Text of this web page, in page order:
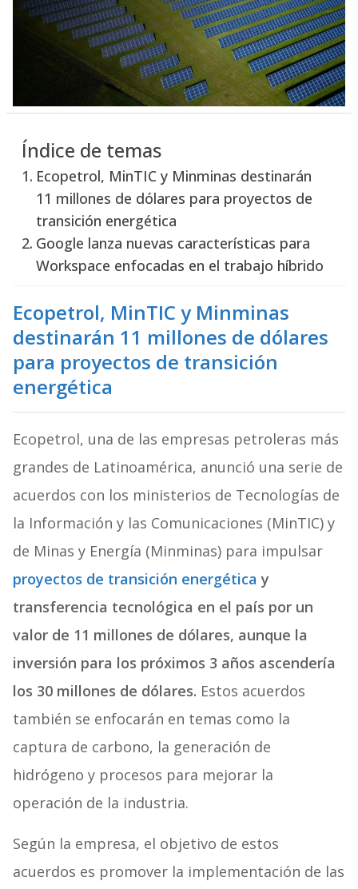
Índice de temas
Ecopetrol, MinTIC y Minminas destinarán
11 millones de dólares para proyectos de
transición energética
Google lanza nuevas características para
Workspace enfocadas en el trabajo híbrido
Ecopetrol, MinTIC y Minminas
destinarán 11 millones de dólares
para proyectos de transición
energética
Ecopetrol, una de las empresas petroleras más
grandes de Latinoamérica, anunció una serie de
acuerdos con los ministerios de Tecnologías de
la Información y las Comunicaciones (MinTIC) y
de Minas y Energía (Minminas) para impulsar
proyectos de transición energéticay
transferencia tecnológica en el país por un
valor de 11 millones de dólares, aunque la
inversión para los próximos 3 años ascendería
los 30 millones de dólares. Estos acuerdos
también se enfocarán en temas como la
captura de carbono, la generación de
hidrógeno y procesos para mejorar la
operación de la industria.
Según la empresa, el objetivo de estos
acuerdos es promover la implementación de las